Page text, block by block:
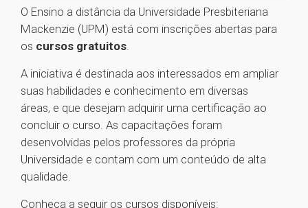
O Ensino a distância da Universidade Presbiteriana
Mackenzie (UPM) está com inscrições abertas para
os cursos gratuitos.
A iniciativa é destinada aos interessados em ampliar
suas habilidades e conhecimento em diversas
áreas, e que desejam adquirir uma certificação ao
concluir o curso. As capacitações foram
desenvolvidas pelos professores da própria
Universidade e contam com um conteúdo de alta
qualidade.
Conheça a seguir os cursos disponíveis: